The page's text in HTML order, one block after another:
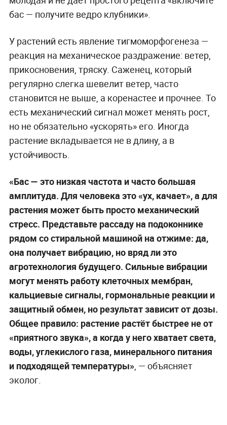
бас — получите ведро клубники».
У растений есть явление тигмоморфогенеза —
реакция на механическое раздражение: ветер,
прикосновения, тряску. Саженец, который
регулярно слегка шевелит ветер, часто
становится не выше, а коренастее и прочнее. То
есть механический сигнал может менять рост,
но не обязательно «ускорять» его. Иногда
растение вкладывается не в длину, а в
устойчивость.
«Бас — это низкая частота и часто большая
амплитуда. Для человека это «ух, качает», а для
растения может быть просто механический
стресс. Представьте рассаду на подоконнике
рядом со стиральной машиной на отжиме: да,
она получает вибрацию, но вряд ли это
агротехнология будущего. Сильные вибрации
могут менять работу клеточных мембран,
кальциевые сигналы, гормональные реакции и
защитный обмен, но результат зависит от дозы.
Общее правило: растение растёт быстрее не от
«приятного звука», а когда у него хватает света,
воды, углекислого газа, минерального питания
и подходящей температуры», — объясняет
эколог.